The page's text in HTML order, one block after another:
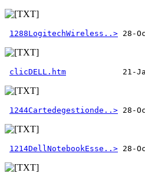
1288LogitechWireless..>
clicDELL.htm
1244Cartedegestionde..>
1214DellNotebookEsse..>